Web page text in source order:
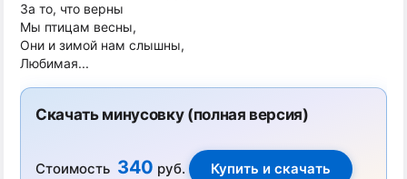
За то, что верны
Мы птицам весны,
Они и зимой нам слышны,
Любимая...
Скачать минусовку (полная версия)
Стоимость 340 руб.